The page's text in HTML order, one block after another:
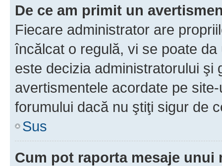
De ce am primit un
Fiecare administrator are
încălcat o regulă, vi se poate
este decizia administratorului şi
avertismentele acordate pe
forumului dacă nu ştiţi sigur de
Sus
Cum pot raporta mesaje unui